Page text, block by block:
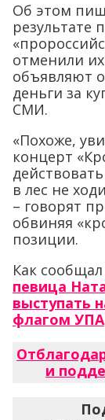
Об этом
результате
отменили
объявляют
деньги за
СМИ.
«Похоже,
концерт
в ​​лес не
– говорят
обвиняя
позиции.
Как
певица
выступать
флагом УПА
и